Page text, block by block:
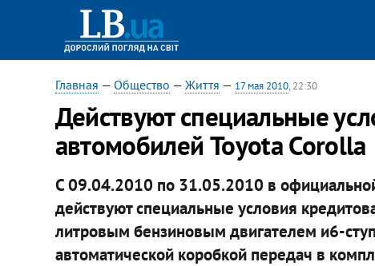
Главная — Общество — Життя — 17 мая 2010, 22:30
Действуют специальные
автомобилей Toyota Corolla
С 09.04.2010 по 31.05.2010 в
действуют специальные условия
литровым бензиновым двигателем и6-
автоматической коробкой передач в